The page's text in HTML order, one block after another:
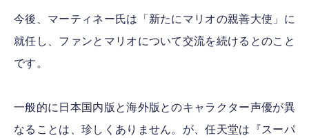
今後、マーティネー氏は「新たにマリオの親善大使」に
就任し、ファンとマリオについて交流を続けるとのこと
です。
一般的に日本国内版と海外版とのキャラクター声優が異
なることは、珍しくありません。が、任天堂は『スーパ